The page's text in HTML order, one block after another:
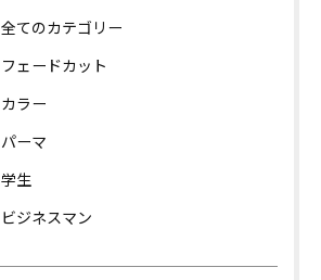
全てのカテゴリー
フェードカット
カラー
パーマ
学生
ビジネスマン